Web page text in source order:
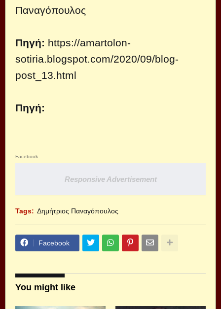
Παναγόπουλος
Πηγή: https://amartolon-
sotiria.blogspot.com/2020/09/blog-
post_13.html
Πηγή:
Facebook
Responsive Advertisement
Tags: Δημήτριος Παναγόπουλος
Facebook
You might like